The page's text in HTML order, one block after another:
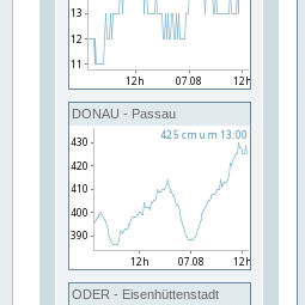
DONAU - Passau
ODER - Eisenhüttenstadt